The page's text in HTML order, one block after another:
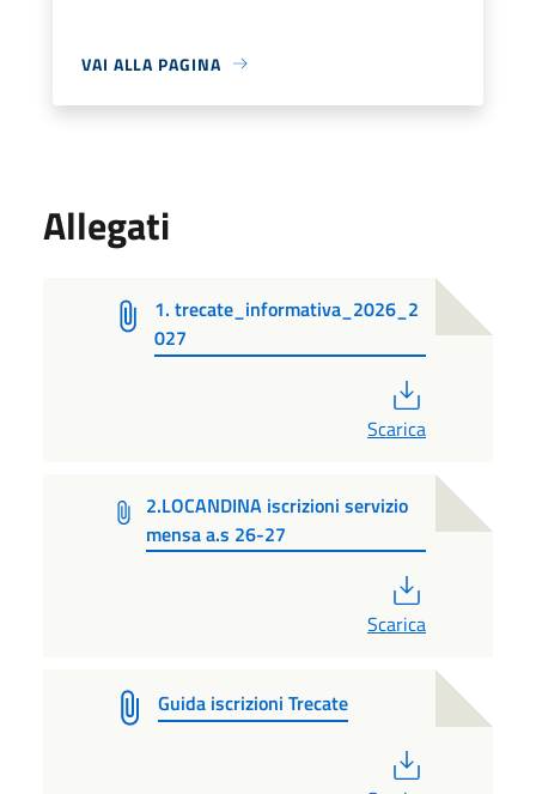
VAI ALLA PAGINA
Allegati
1. trecate_informativa_2026_2
027
Scarica
2.LOCANDINA iscrizioni servizio
mensa a.s 26-27
Scarica
Guida iscrizioni Trecate